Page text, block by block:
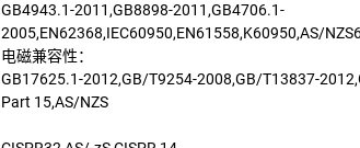
GB4943.1-2011,GB8898-2011,GB4706.1-
2005,EN62368,IEC60950,EN61558,K60950,AS/
电磁兼容性：
GB17625.1-2012,GB/T9254-2008,GB/T13837-
Part 15,AS/NZS